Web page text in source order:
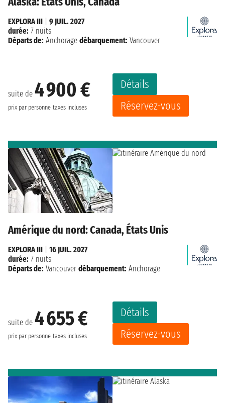
suite de 4 900 €
prix par personne taxes incluses
Détails
Réservez-vous
EXPLORA III
9 JUIL. 2027
durée: 7 nuits
Départs de: Anchorage débarquement: Vancouver
Amérique du nord: Canada, États Unis
suite de 4 655 €
prix par personne taxes incluses
Détails
Réservez-vous
EXPLORA III
16 JUIL. 2027
durée: 7 nuits
Départs de: Vancouver débarquement: Anchorage